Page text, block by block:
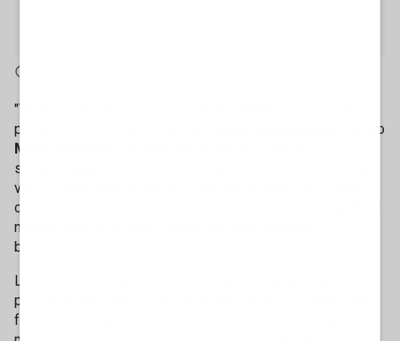
"Tanto lo sappiamo chi vi comanda". Bastano poche parole,
pronunciate a bordo campo da
dopo
Milan-Atalanta
sull'arbitraggio e sul finale di stagione rossonero. Il belga,
visibilmente contrariato, si è lasciato andare a una frase
che in poche ore ha fatto il giro dei social e che fotografa il
nervosismo di un Milan uscito dal confronto con i
bergamaschi con più di un motivo di recriminazione.
L'esterno rossonero, ammonito e quindi squalificato per la
prossima giornata, non ha nascosto il proprio disappunto,
facendo un attacco non velato nei confronti dell’